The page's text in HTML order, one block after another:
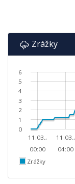
Zrážky
11.03.,
00:00
11.03.,
04:00
0
1
2
3
4
5
6
Zrážky